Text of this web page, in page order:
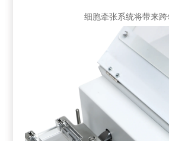
细胞牵张系统将带来跨领